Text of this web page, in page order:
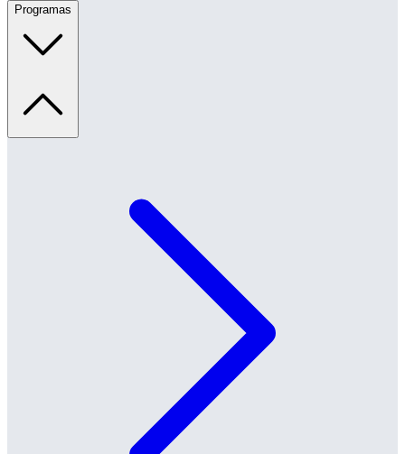
Programas